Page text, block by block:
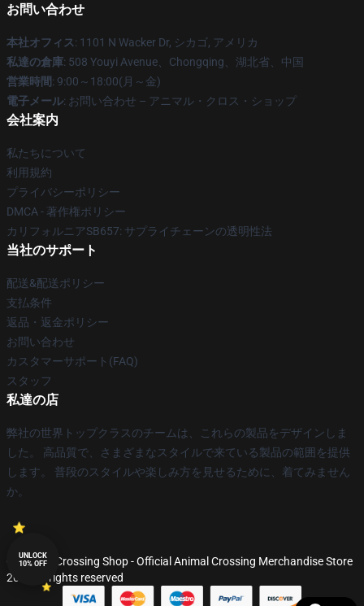
お問い合わせ
本社オフィス: 1101 N Wacker Dr, シカゴ, アメリカ
私達の倉庫: 508 Youyi Avenue、Chongqing、湖北省、中国
営業時間: 9:00～18:00(月～金)
電子メール: お問い合わせ – アニマル・クロス・ショップ
会社案内
私たちについて
利用規約
プライバシーポリシー
DMCA - 著作権ポリシー
カリフォルニアSB657: サプライチェーンの透明性法
当社のサポート
配送&配送ポリシー
支払条件
返品・返金ポリシー
お問い合わせ
カスタマーサポート(FAQ)
スタッフ
私達の店
弊社の世界トップクラスのチームは、これらの製品をデザインしま
した。 高品質で、さまざまなスタイルで来ている製品の範囲を提供
します。 普段のスタイルや楽しみ方を見せるために、着てみません
か。
© Animal Crossing Shop - Official Animal Crossing Merchandise Store
2026 all rights reserved
UNLOCK
10% OFF